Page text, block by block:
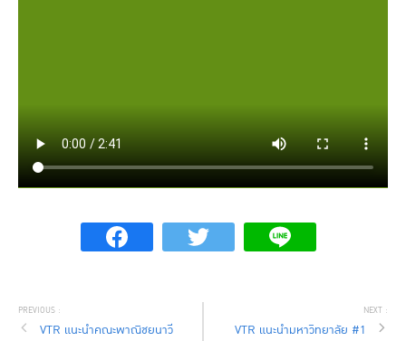
VTR แนะนำคณะพาณิชยนาวี
VTR แนะนำมหาวิทยาลัย #1